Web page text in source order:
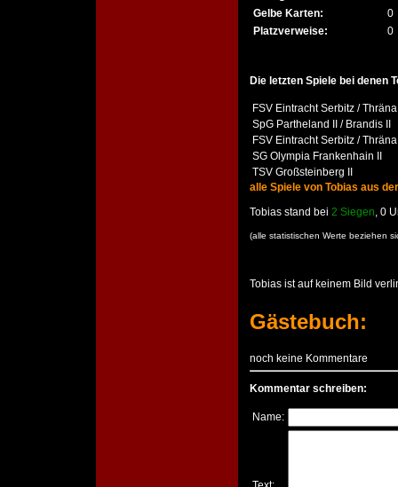
Gelbe Karten:
0
Platzverweise:
0
Die letzten Spiele bei denen
FSV Eintracht Serbitz / Thräna
SpG Partheland II / Brandis II
FSV Eintracht Serbitz / Thräna
SG Olympia Frankenhain II
TSV Großsteinberg II
alle Spiele von Tobias aus
Tobias stand bei 2 Siegen, 0
(alle statistischen Werte beziehen
Tobias ist auf keinem Bild
Gästebuch:
noch keine Kommentare
Kommentar schreiben:
Name: